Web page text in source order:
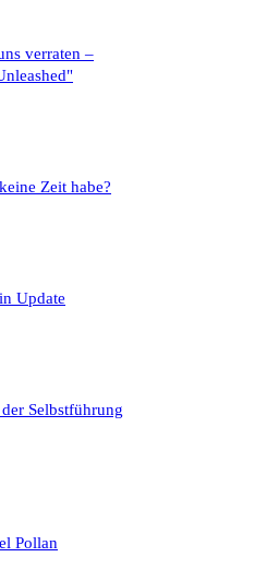
verraten –
Zeit habe?
Update
Selbstführung
Pollan